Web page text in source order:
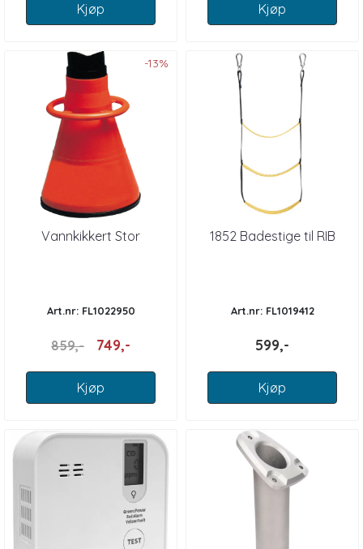
Kjøp Kjøp
-13%
Vannkikkert Stor
Art.nr: FL1022950
859,- 749,-
Kjøp
1852 Badestige til RIB
Art.nr: FL1019412
599,-
Kjøp